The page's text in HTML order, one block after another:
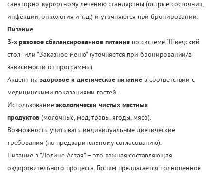
санаторно-курортному лечению стандартны (острые состояния,
инфекции, онкология и т.д.) и уточняются при бронировании.
Питание
3-х разовое сбалансированное питание по системе "Шведский
стол" или "Заказное меню" (уточняется при бронировании/в
зависимости от программы).
Акцент на здоровое и диетическое питание в соответствии с
медицинскими показаниями гостей.
Использование экологически чистых местных
продуктов (молочные, мед, травы, ягоды, мясо).
Возможность учитывать индивидуальные диетические
требования (по предварительному согласованию).
Питание в "Долине Алтая" – это важная составляющая
оздоровительного процесса. Гостям предлагается полноценное